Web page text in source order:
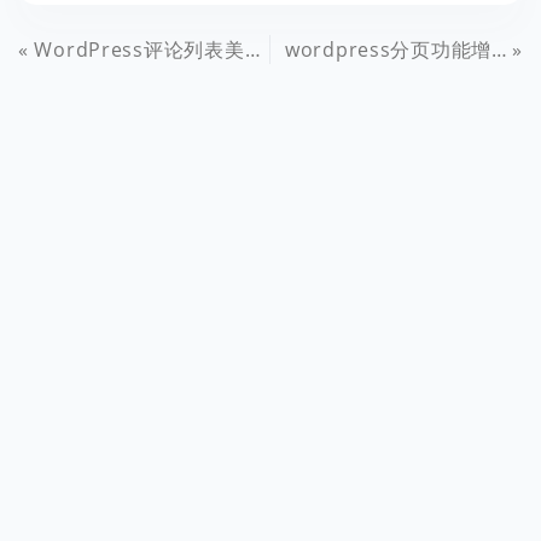
WordPress评论列表美化之悬浮气泡显示父评论 wordpress分页功能增强美化之paginate_links()函数